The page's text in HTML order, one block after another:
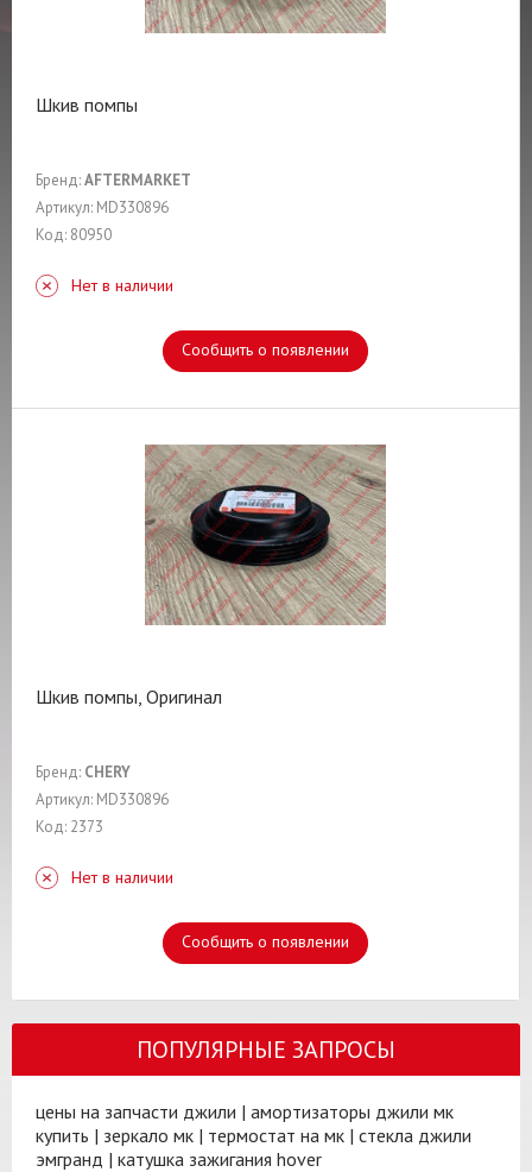
Шкив помпы
Бренд:AFTERMARKET
Артикул: MD330896
Код: 80950
Нет в наличии
Сообщить о появлении
Шкив помпы, Оригинал
Бренд: CHERY
Артикул: MD330896
Код: 2373
Нет в наличии
Сообщить о появлении
ПОПУЛЯРНЫЕ ЗАПРОСЫ
цены на запчасти джили | амортизаторы джили мк
купить | зеркало мк | термостат на мк | стекла джили
эмгранд | катушка зажигания hover